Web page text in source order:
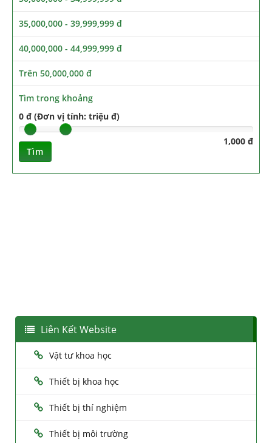
35,000,000 - 39,999,999 đ
40,000,000 - 44,999,999 đ
Trên 50,000,000 đ
Tìm trong khoảng
0 đ (Đơn vị tính: triệu đ)
1,000 đ
Tìm
Liên Kết Website
Vật tư khoa học
Thiết bị khoa học
Thiết bị thí nghiệm
Thiết bị môi trường